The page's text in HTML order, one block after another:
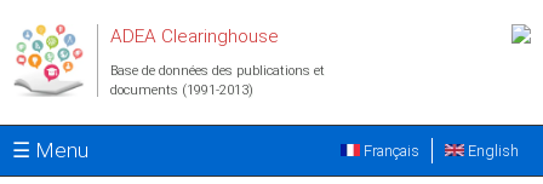
ADEA Clearinghouse
Base de données des publications et
documents (1991-2013)
☰ Menu English
Français